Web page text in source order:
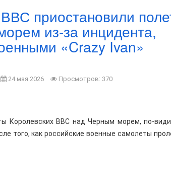
приостановили
из-за инцидента,
«Crazy Ivan»
24 мая 2026 Просмотров: 370
Королевских ВВС над Черным морем, по-
того, как российские военные самолеты